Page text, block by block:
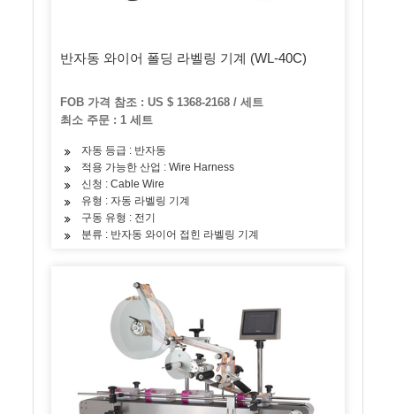
반자동 와이어 폴딩 라벨링 기계 (WL-40C)
FOB 가격 참조 : US $ 1368-2168 / 세트
최소 주문 : 1 세트
자동 등급 : 반자동
적용 가능한 산업 : Wire Harness
신청 : Cable Wire
유형 : 자동 라벨링 기계
구동 유형 : 전기
분류 : 반자동 와이어 접힌 라벨링 기계